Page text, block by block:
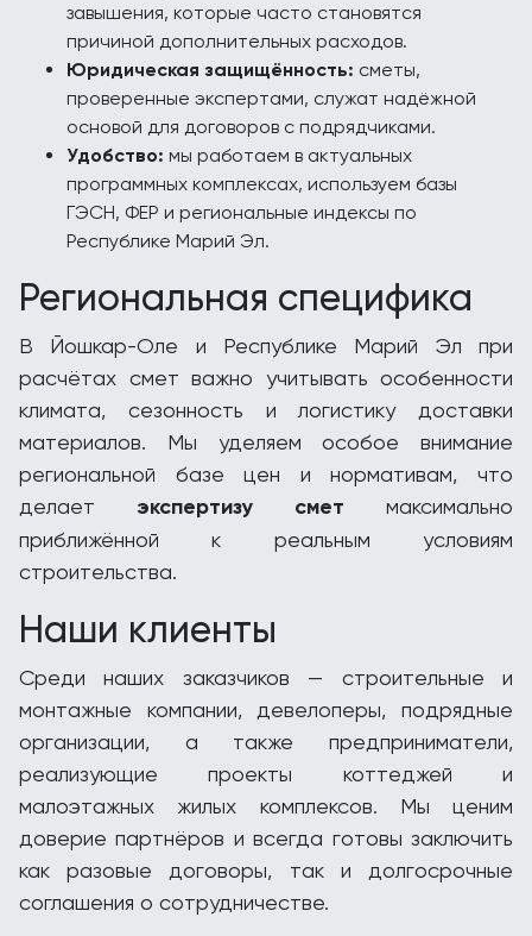
завышения, которые часто становятся
причиной дополнительных расходов.
Юридическая защищённость: сметы,
проверенные экспертами, служат надёжной
основой для договоров с подрядчиками.
Удобство: мы работаем в актуальных
программных комплексах, используем базы
ГЭСН, ФЕР и региональные индексы по
Республике Марий Эл.
Региональная специфика
В Йошкар-Оле и Республике Марий Эл при
расчётах смет важно учитывать особенности
климата, сезонность и логистику доставки
материалов. Мы уделяем особое внимание
региональной базе цен и нормативам, что
делает экспертизу смет максимально
приближённой к реальным условиям
строительства.
Наши клиенты
Среди наших заказчиков — строительные и
монтажные компании, девелоперы, подрядные
организации, а также предприниматели,
реализующие проекты коттеджей и
малоэтажных жилых комплексов. Мы ценим
доверие партнёров и всегда готовы заключить
как разовые договоры, так и долгосрочные
соглашения о сотрудничестве.